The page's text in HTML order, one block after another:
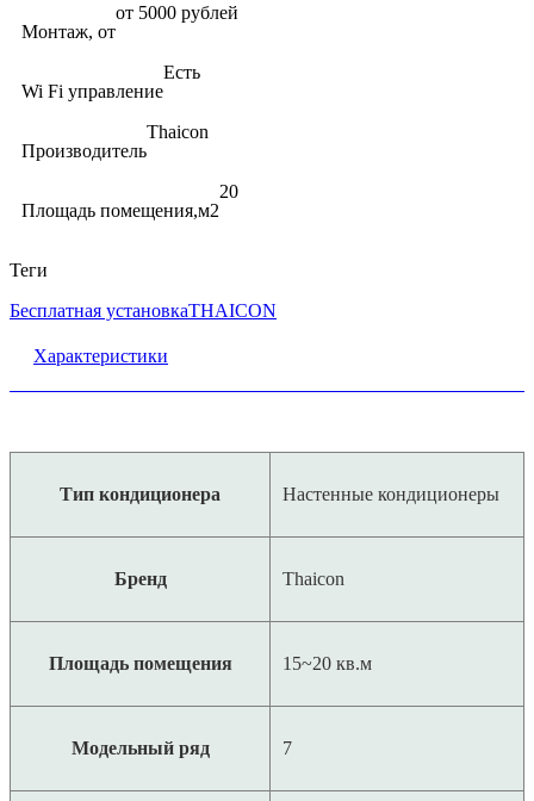
Монтаж, от
от 5000 рублей
Wi Fi управление
Есть
Производитель
Thaicon
Площадь помещения,м2
20
Теги
Бесплатная установкаTHAICON
Характеристики
Тип кондиционера Настенные кондиционеры
Бренд Thaicon
Площадь помещения 15~20 кв.м
Модельный ряд 7